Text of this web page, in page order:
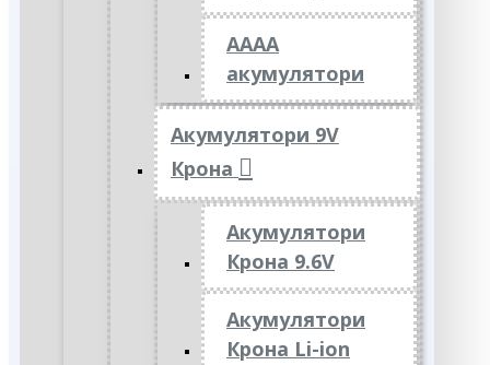
АААА
акумулятори
Акумулятори 9V
Крона
Акумулятори
Крона 9.6V
Акумулятори
Крона Li-ion